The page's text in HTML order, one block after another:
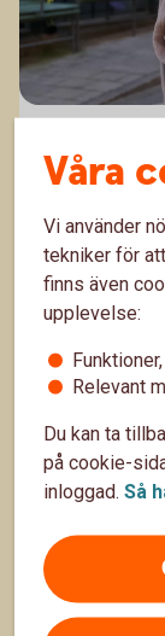
Många som
antal år, och
finns den
årsåldern.
åring.
11 feb.
Våra
Vi använder
tekniker för
finns även
upplevelse:
Relevant
Du kan ta
på cookie-
inloggad. Så